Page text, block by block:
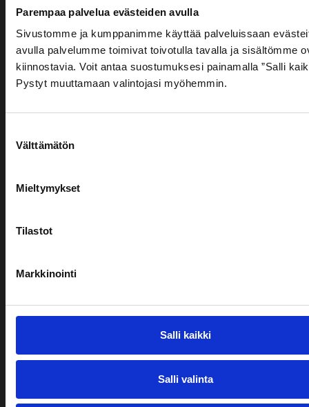
Parempaa palvelua evästeiden avulla
Sivustomme ja kumppanimme käyttää palveluissaan
avulla palvelumme toimivat toivotulla tavalla ja sisältömme
kiinnostavia. Voit antaa suostumuksesi painamalla ”Salli
Pystyt muuttamaan valintojasi myöhemmin.
valinta
Välttämätön
Mieltymykset
Tilastot
Markkinointi
Salli kaikki
Salli valinta
Yritys
Viestisi
Yhteystiedot
Paloturvallisuus­
palvelut
Sammutinhuolto
Pikapalopostit
Kyltitys
Hydroscand
Teräs- ja
Muut
palvelut